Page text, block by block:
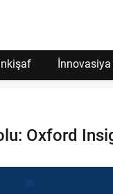
Oxford